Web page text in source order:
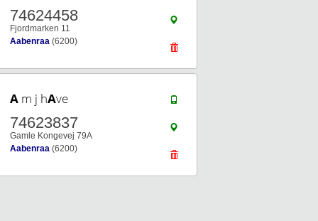
74624458
Fjordmarken 11
Aabenraa (6200)
A m j hAve
74623837
Gamle Kongevej 79A
Aabenraa (6200)